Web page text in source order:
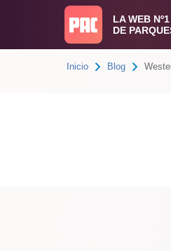
LA WEB Nº1
DE
Inicio Blog